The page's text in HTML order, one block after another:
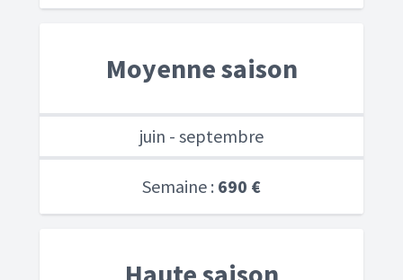
Moyenne saison
juin - septembre
Semaine : 690 €